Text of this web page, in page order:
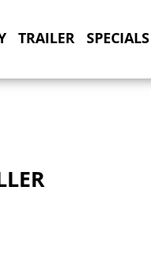
TRAILER SPECIALS